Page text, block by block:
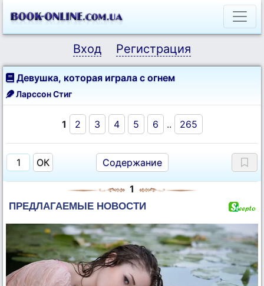
Вход Регистрация
Девушка, которая играла с огнем
Ларссон Стиг
1 2 3 4 5 6 .. 265
Содержание
1